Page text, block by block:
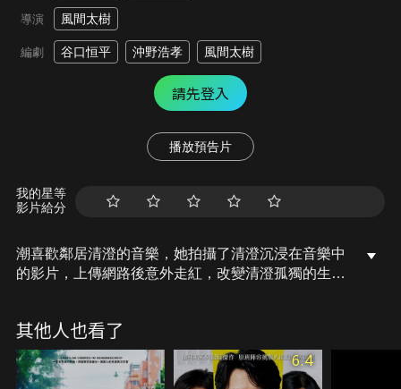
導演 風間太樹
編劇 谷口恒平 沖野浩孝 風間太樹
請先登入
播放預告片
我的星等
影片給分
潮喜歡鄰居清澄的音樂，她拍攝了清澄沉浸在音樂中
的影片，上傳網路後意外走紅，改變清澄孤獨的生
漸遠，最終離開，失去了潮，清澄逐漸迷失自我，因
此陸決定在潮的幫助下，努力將清澄從錄音室中拯救
出來。
其他人也看了
6.4